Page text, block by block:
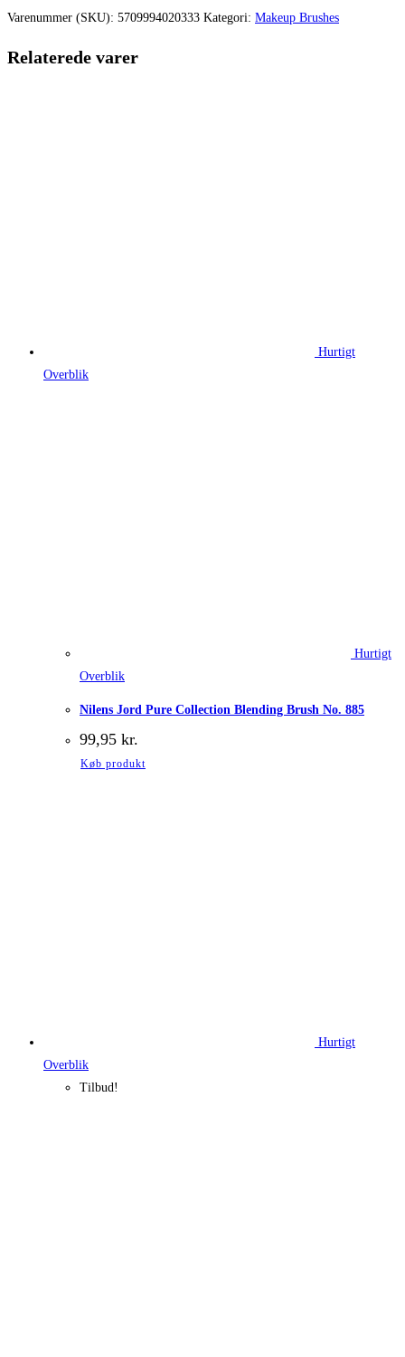
Varenummer (SKU): 5709994020333 Kategori: Makeup Brushes
Relaterede varer
Hurtigt
Overblik
Hurtigt
Overblik
Nilens Jord Pure Collection Blending Brush No. 885
99,95 kr.
Køb produkt
Hurtigt
Overblik
Tilbud!